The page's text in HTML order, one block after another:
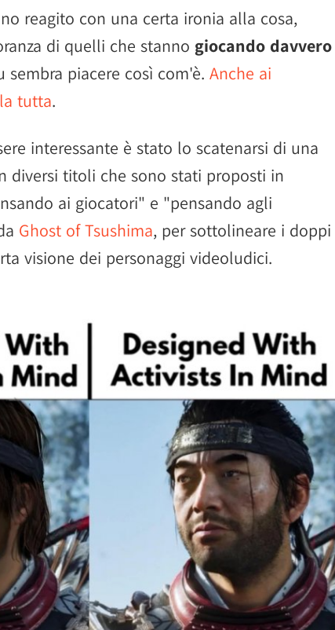
reagito con una certa ironia alla cosa,
di quelli che stanno giocando davvero
sembra piacere così com'è. Anche ai
tutta.
interessante è stato lo scatenarsi di una
diversi titoli che sono stati proposti in
ai giocatori" e "pensando agli
Ghost of Tsushima, per sottolineare i doppi
visione dei personaggi videoludici.